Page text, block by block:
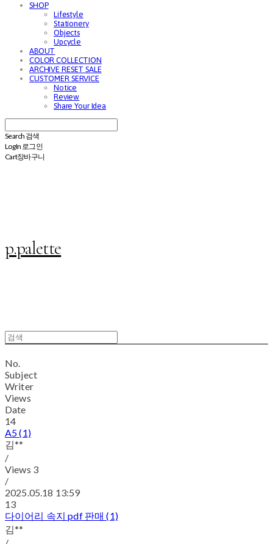
SHOP
Lifestyle
Stationery
Objects
Upcycle
ABOUT
COLOR COLLECTION
ARCHIVE RESET SALE
CUSTOMER SERVICE
Notice
Review
Share Your Idea
Search 검색
Log In 로그인
Cart장바구니
p.palette
No.
Subject
Writer
Views
Date
14
A5 (1)
김**
/
Views 3
/
2025.05.18 13:59
13
다이어리 속지 pdf 판매 (1)
김**